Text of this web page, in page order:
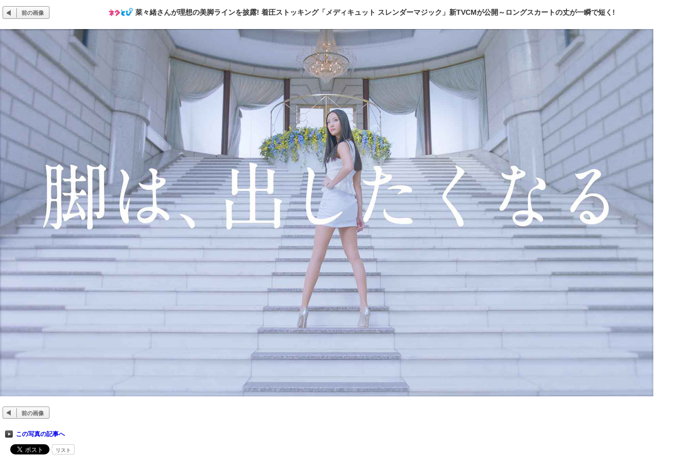
前の画像 菜々緒さんが理想の美脚ラインを披露! 着圧ストッキング「メディキュット スレンダーマジック」新TVCMが公開～ロングスカートの丈が一瞬で短く!
前の画像
この写真の記事へ
リスト